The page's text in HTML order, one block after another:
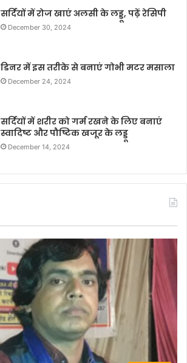
सर्दियों में रोज खाएं अलसी के लड्डू, पढ़ें रेसिपी
December 30, 2024
डिनर में इस तरीके से बनाएं गोभी मटर मसाला
December 24, 2024
सर्दियों में शरीर को गर्म रखने के लिए बनाएं
स्वादिष्ट और पौष्टिक खजूर के लड्डू
December 14, 2024